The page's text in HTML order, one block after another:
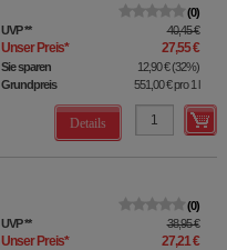
0
UVP** 40,45 €
Unser Preis* 27,55 €
Sie sparen 12,90 €(32%)
Grundpreis
551,00 €pro 1 l
Details
0
UVP** 38,95 €
Unser Preis* 27,21 €